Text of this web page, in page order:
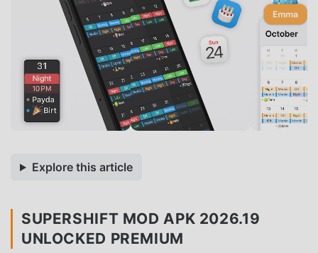
Explore this article
SUPERSHIFT MOD APK 2026.19
UNLOCKED PREMIUM